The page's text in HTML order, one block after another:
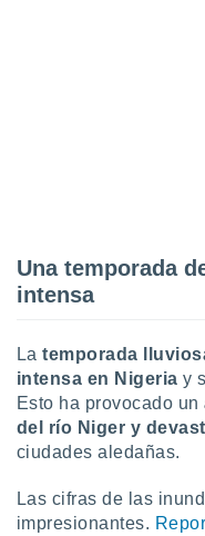
uso de
medir el
de la
el
del
de
de
de
Una temporada
intensa
La temporada
intensa en Nigeria y
Esto ha provocado un
del río Niger y
ciudades aledañas.
Las cifras de las
impresionantes.